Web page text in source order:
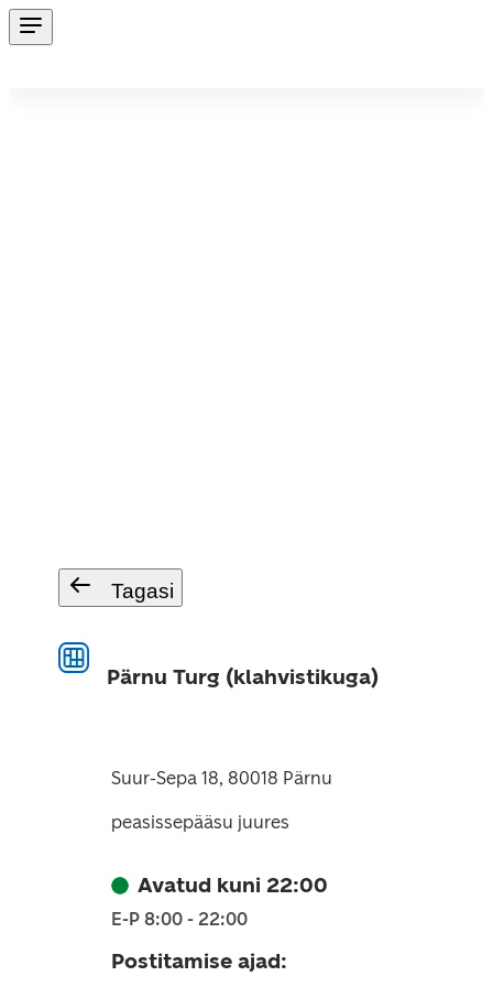
Tagasi
Pärnu Turg (klahvistikuga)
Suur-Sepa 18, 80018 Pärnu
peasissepääsu juures
Avatud kuni 22:00
E-P 8:00 - 22:00
Postitamise ajad: